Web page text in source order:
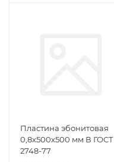
Пластина эбонитовая
0,8х500х500 мм В ГОСТ
2748-77